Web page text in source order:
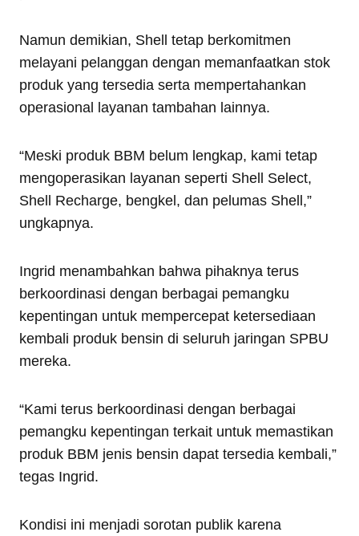
Namun demikian, Shell tetap berkomitmen
melayani pelanggan dengan memanfaatkan stok
produk yang tersedia serta mempertahankan
operasional layanan tambahan lainnya.
“Meski produk BBM belum lengkap, kami tetap
mengoperasikan layanan seperti Shell Select,
Shell Recharge, bengkel, dan pelumas Shell,”
ungkapnya.
Ingrid menambahkan bahwa pihaknya terus
berkoordinasi dengan berbagai pemangku
kepentingan untuk mempercepat ketersediaan
kembali produk bensin di seluruh jaringan SPBU
mereka.
“Kami terus berkoordinasi dengan berbagai
pemangku kepentingan terkait untuk memastikan
produk BBM jenis bensin dapat tersedia kembali,”
tegas Ingrid.
Kondisi ini menjadi sorotan publik karena